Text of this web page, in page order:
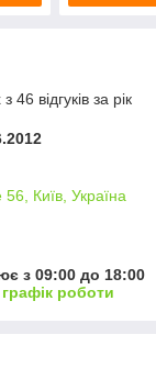
46 відгуків за рік
56, Київ, Україна
з 09:00 до 18:00
роботи